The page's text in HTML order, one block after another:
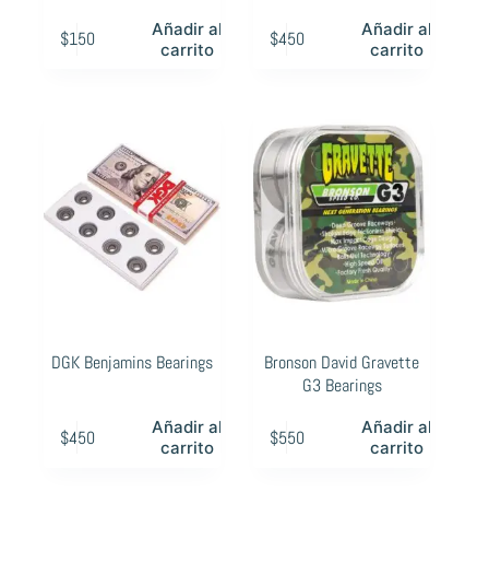
$150
Añadir al
carrito
$450
Añadir al
carrito
DGK Benjamins Bearings
$450
Añadir al
carrito
Bronson David Gravette
G3 Bearings
$550
Añadir al
carrito